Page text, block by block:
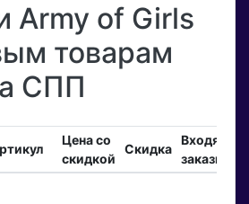
Army of Girls
товарам
СПП
Цена со
скидкой
Скидка
Входящие
заказы